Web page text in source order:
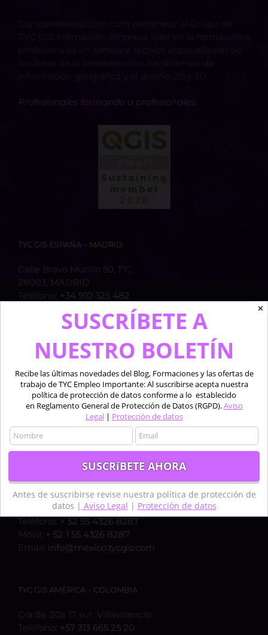
profesionales en software técnico especializado de
Profesionales formando a profesionales.
TYC GIS ESPAÑA – MADRID
Calle Bravo Murillo 50, 1ºC,
28003, MADRID
Teléfono: +34 910 325 482
formacion@tycgis.com
TYC GIS ESPAÑA – MÁLAGA
Avda. Pintor Joaquín Sorolla 137, Bajo (Oficina 1)
Teléfono:+34 951 082 319
TYC GIS AMÉRICA – MÉXICO
Insurgentes Sur 1898, Piso 14, Florida, Álvaro
Obregón, Ciudad de México (CDMX), c.p. 01030
Teléfono: + 52 55 4326 8287
Móvil: + 52 1 55 4326 8287
Email: info@mexico.tycgis.com
TYC GIS AMÉRICA – COLOMBIA
Cra 8e 20a 17 sur, Villavicencio
Teléfono: +57 313 665 25 20
✕
SUSCRÍBETE A
NUESTRO BOLETÍN
Recibe las últimas novedades del Blog, Formaciones y las ofertas de
trabajo de TYC Empleo Importante: Al suscribirse acepta nuestra
política de protección de datos conforme a lo establecido
en Reglamento General de Protección de Datos (RGPD).Aviso
Legal| Protección de datos
Antes de suscribirse revise nuestra política de protección de
datos | Aviso Legal | Protección de datos